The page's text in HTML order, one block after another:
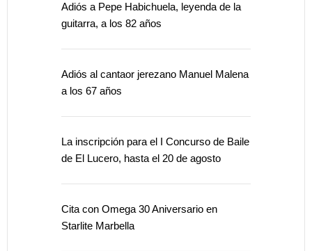
Adiós a Pepe Habichuela, leyenda de la
guitarra, a los 82 años
Adiós al cantaor jerezano Manuel Malena
a los 67 años
La inscripción para el I Concurso de Baile
de El Lucero, hasta el 20 de agosto
Cita con Omega 30 Aniversario en
Starlite Marbella